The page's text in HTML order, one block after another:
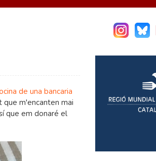
de una bancaria
que m'encanten mai
que em donaré el